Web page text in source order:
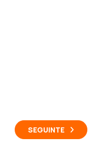
SEGUINTE